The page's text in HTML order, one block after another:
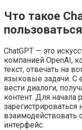
Что такое
ChatGPT — это
компанией OpenAI,
текст, отвечать на
языковые задачи. С
вести диалоги,
контент. Для начала
зарегистрироваться
взаимодействовать
интерфейс.